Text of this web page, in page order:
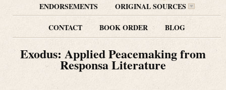
ENDORSEMENTS
ORIGINAL SOURCES
CONTACT
BOOK ORDER BLOG
Exodus: Applied Peacemaking from
Responsa Literature